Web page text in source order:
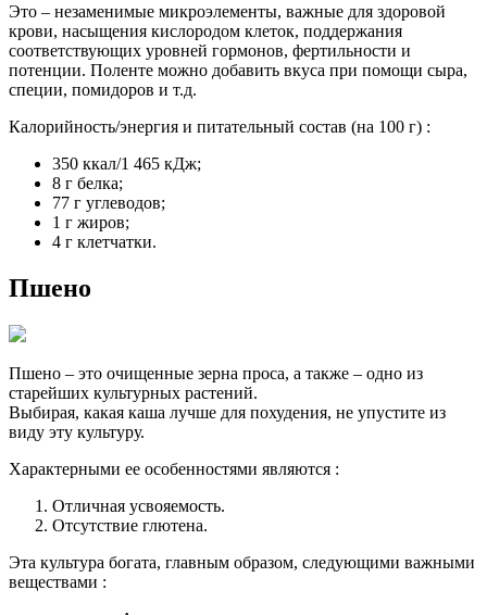
Это – незаменимые микроэлементы, важные для здоровой
крови, насыщения кислородом клеток, поддержания
соответствующих уровней гормонов, фертильности и
потенции. Поленте можно добавить вкуса при помощи сыра,
специи, помидоров и т.д.
Калорийность/энергия и питательный состав (на 100 г) :
350 ккал/1 465 кДж;
8 г белка;
77 г углеводов;
1 г жиров;
4 г клетчатки.
Пшено
Пшено – это очищенные зерна проса, а также – одно из
старейших культурных растений.
Выбирая, какая каша лучше для похудения, не упустите из
виду эту культуру.
Характерными ее особенностями являются :
Отличная усвояемость.
Отсутствие глютена.
Эта культура богата, главным образом, следующими важными
веществами :